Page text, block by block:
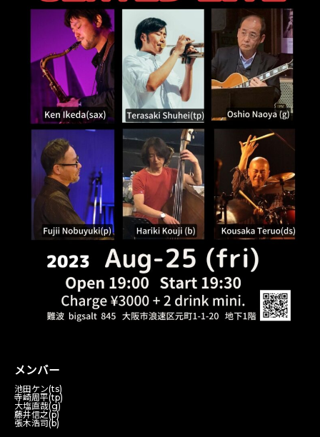
メンバー
池田ケン(ts)
寺崎周平(tp)
大塩直哉(g)
藤井信之(p)
張木浩司(b)